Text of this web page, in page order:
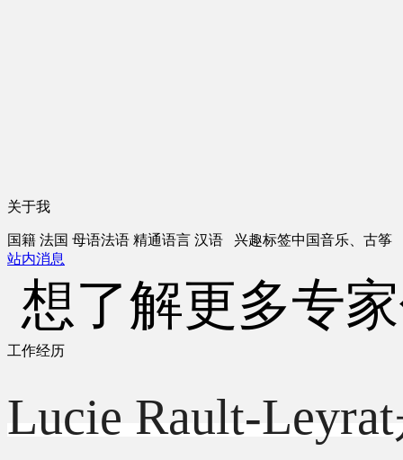
关于我
国籍 法国 母语法语 精通语言 汉语 兴趣标签中国音乐、古筝
站内消息
想了解更多专
工作经历
Lucie Rault-